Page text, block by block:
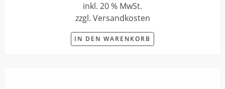
inkl. 20 % MwSt.
zzgl. Versandkosten
IN DEN WARENKORB